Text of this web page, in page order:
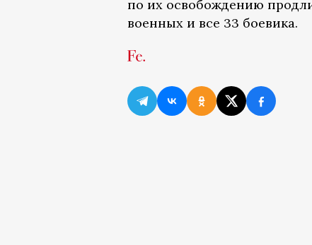
по их освобождению
военных и все 33 боевика.